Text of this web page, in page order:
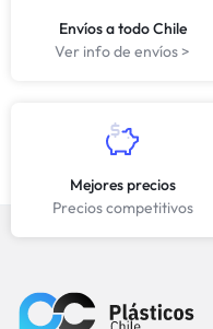
Envíos a todo Chile
Ver info de envíos >
Mejores precios
Precios competitivos